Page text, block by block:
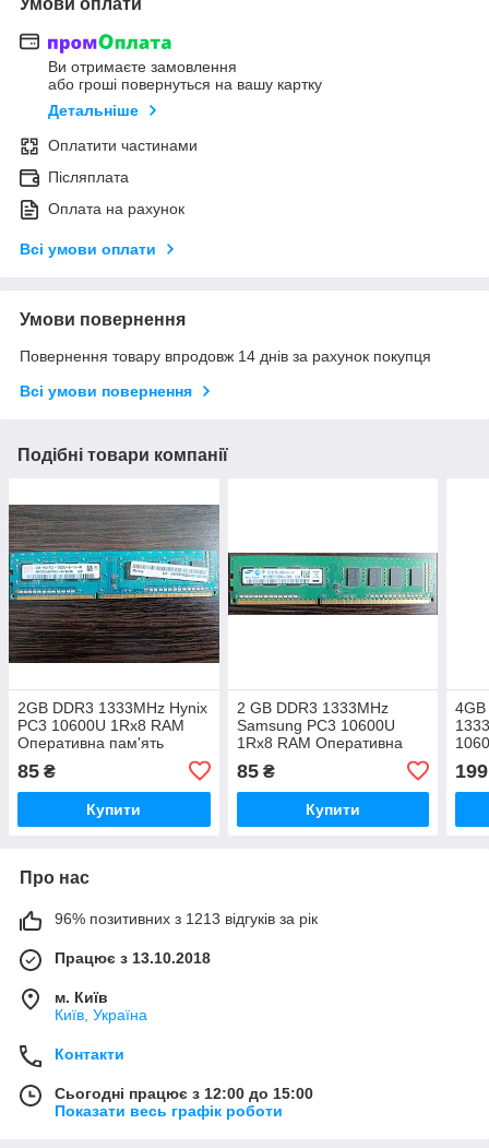
Ви отримаєте замовлення
або гроші повернуться на вашу картку
Детальніше
Оплатити частинами
Післяплата
Оплата на рахунок
Всі умови оплати
Умови повернення
Повернення товару впродовж 14 днів за рахунок покупця
Всі умови повернення
Подібні товари компанії
2GB DDR3 1333MHz Hynix
PC3 10600U 1Rx8 RAM
Оперативна пам'ять
85 ₴
Купити
2 GB DDR3 1333MHz
Samsung PC3 10600U
1Rx8 RAM Оперативна
85₴
Купити
199
Про нас
96% позитивних з 1213 відгуків за рік
Працює з 13.10.2018
м. Київ
Київ, Україна
Контакти
Сьогодні працює з 12:00 до 15:00
Показати весь графік роботи